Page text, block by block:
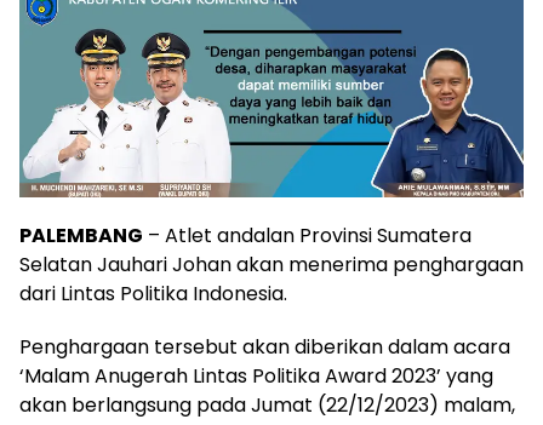
PALEMBANG – Atlet andalan Provinsi Sumatera
Selatan Jauhari Johan akan menerima penghargaan
dari Lintas Politika Indonesia.
Penghargaan tersebut akan diberikan dalam acara
‘Malam Anugerah Lintas Politika Award 2023’ yang
akan berlangsung pada Jumat (22/12/2023) malam,